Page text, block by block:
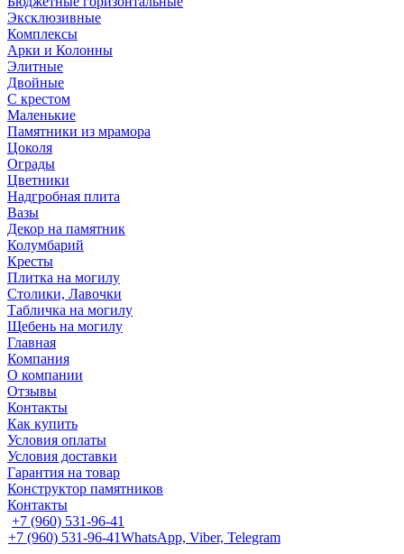
Эксклюзивные
Комплексы
Арки и Колонны
Элитные
Двойные
С крестом
Маленькие
Памятники из мрамора
Цоколя
Ограды
Цветники
Надгробная плита
Вазы
Декор на памятник
Колумбарий
Кресты
Плитка на могилу
Столики, Лавочки
Табличка на могилу
Щебень на могилу
Главная
Компания
О компании
Отзывы
Контакты
Как купить
Условия оплаты
Условия доставки
Гарантия на товар
Конструктор памятников
Контакты
+7 (960) 531-96-41
+7 (960) 531-96-41WhatsApp, Viber, Telegram